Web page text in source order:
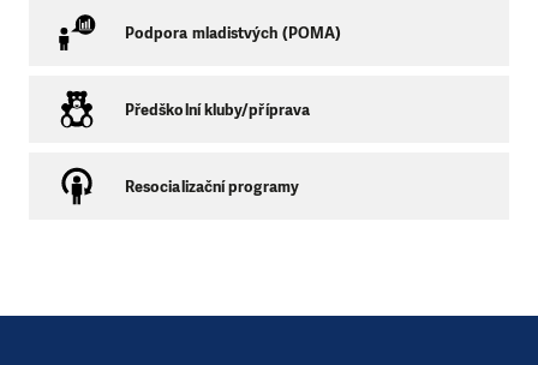
Podpora mladistvých (POMA)
Předškolní kluby/příprava
Resocializační programy